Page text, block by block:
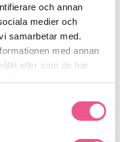
och annan
medier och
samarbetar med.
med annan
eller som de har